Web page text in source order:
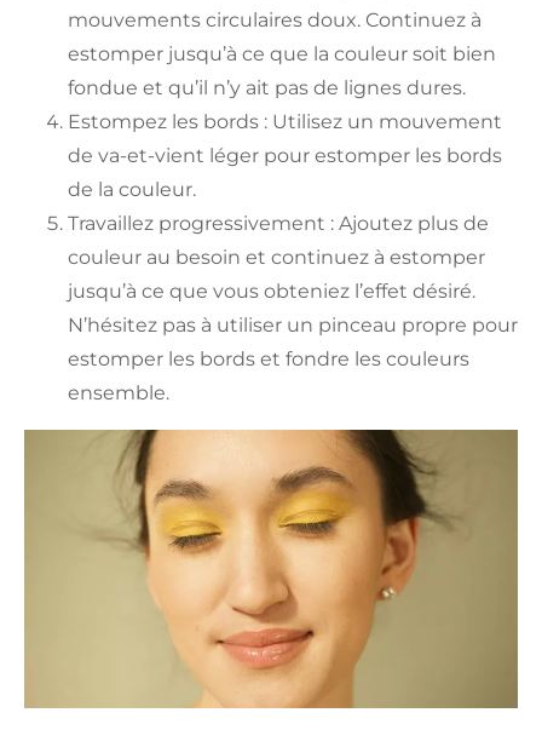
mouvements circulaires doux. Continuez à
estomper jusqu’à ce que la couleur soit bien
fondue et qu’il n’y ait pas de lignes dures.
Estompez les bords : Utilisez un mouvement
de va-et-vient léger pour estomper les bords
de la couleur.
Travaillez progressivement : Ajoutez plus de
couleur au besoin et continuez à estomper
jusqu’à ce que vous obteniez l’effet désiré.
N’hésitez pas à utiliser un pinceau propre pour
estomper les bords et fondre les couleurs
ensemble.